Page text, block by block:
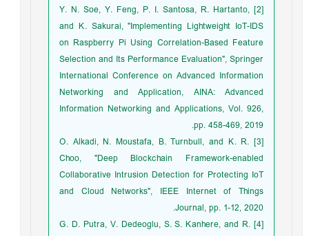
[2] Y. N. Soe, Y. Feng, P. I. Santosa, R. Hartanto,
and K. Sakurai, "Implementing Lightweight IoT-IDS
on Raspberry Pi Using Correlation-Based Feature
Selection and Its Performance Evaluation", Springer
International Conference on Advanced Information
Networking and Application, AINA: Advanced
Information Networking and Applications, Vol. 926,
pp. 458-469, 2019.
[3] O. Alkadi, N. Moustafa, B. Turnbull, and K. R.
Choo, "Deep Blockchain Framework-enabled
Collaborative Intrusion Detection for Protecting IoT
and Cloud Networks", IEEE Internet of Things
Journal, pp. 1-12, 2020.
[4] G. D. Putra, V. Dedeoglu, S. S. Kanhere, and R.